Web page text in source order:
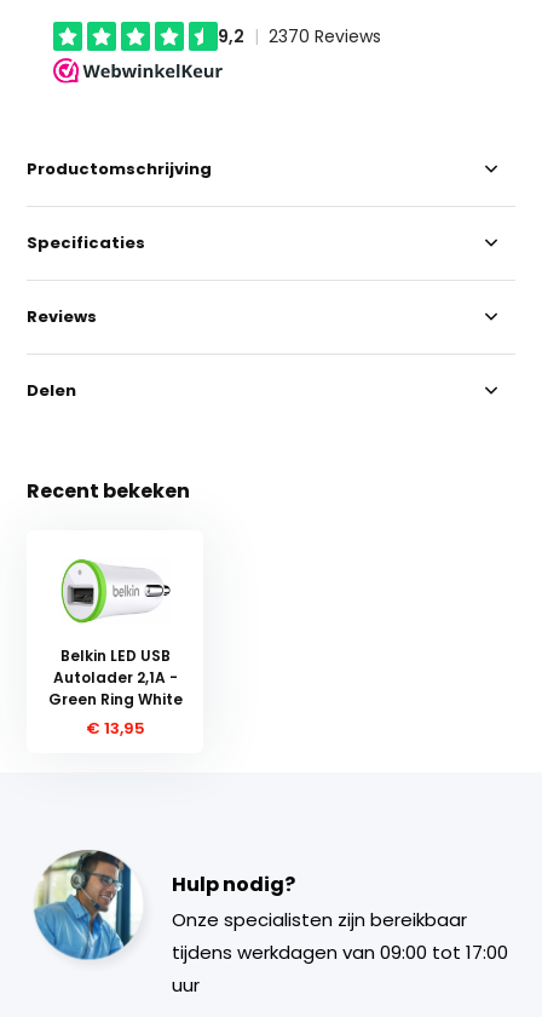
Productomschrijving
Specificaties
Reviews
Delen
Recent bekeken
Belkin LED USB
Autolader 2,1A -
Green Ring White
€ 13,95
Hulp nodig?
Onze specialisten zijn bereikbaar
tijdens werkdagen van 09:00 tot 17:00
uur